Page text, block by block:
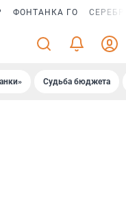
ФОНТАНКА ГО
Судьба бюджета